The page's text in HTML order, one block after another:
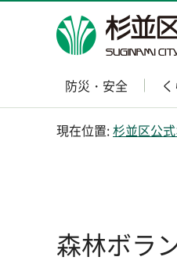
杉並区
防災・安全
現在位置:杉並区公
森林ボラ